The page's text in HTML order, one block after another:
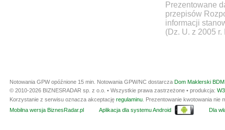
Prezentowane
przepisów
informacji
(Dz. U. z 2005
Notowania GPW opóźnione 15 min. Notowania GPW/NC dostarcza Dom Maklerski
© 2010-2026 BIZNESRADAR sp. z o.o. • Wszystkie prawa zastrzeżone • produkcja:
Korzystanie z serwisu oznacza akceptację regulaminu . Prezentowanie kwotowania
Mobilna wersja BiznesRadar.pl
Aplikacja dla systemu Android Dla